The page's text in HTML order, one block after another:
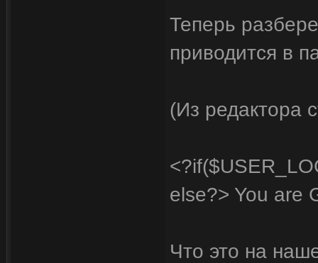
Теперь
приводится в
(Из редактора
else?> You are
Что это на